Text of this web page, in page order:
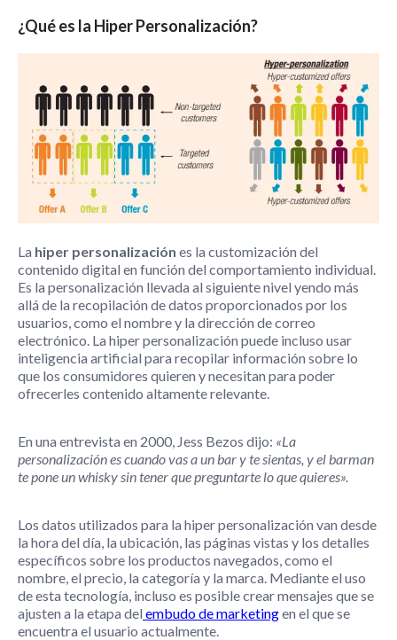
¿Qué es la Hiper Personalización?
La hiper personalización es la customización del
contenido digital en función del comportamiento individual.
Es la personalización llevada al siguiente nivel yendo más
allá de la recopilación de datos proporcionados por los
usuarios, como el nombre y la dirección de correo
electrónico. La hiper personalización puede incluso usar
inteligencia artificial para recopilar información sobre lo
que los consumidores quieren y necesitan para poder
ofrecerles contenido altamente relevante.
En una entrevista en 2000, Jess Bezos dijo: «La
personalización es cuando vas a un bar y te sientas, y el barman
te pone un whisky sin tener que preguntarte lo que quieres».
Los datos utilizados para la hiper personalización van desde
la hora del día, la ubicación, las páginas vistas y los detalles
específicos sobre los productos navegados, como el
nombre, el precio, la categoría y la marca. Mediante el uso
de esta tecnología, incluso es posible crear mensajes que se
ajusten a la etapa del embudo de marketingen el que se
encuentra el usuario actualmente.